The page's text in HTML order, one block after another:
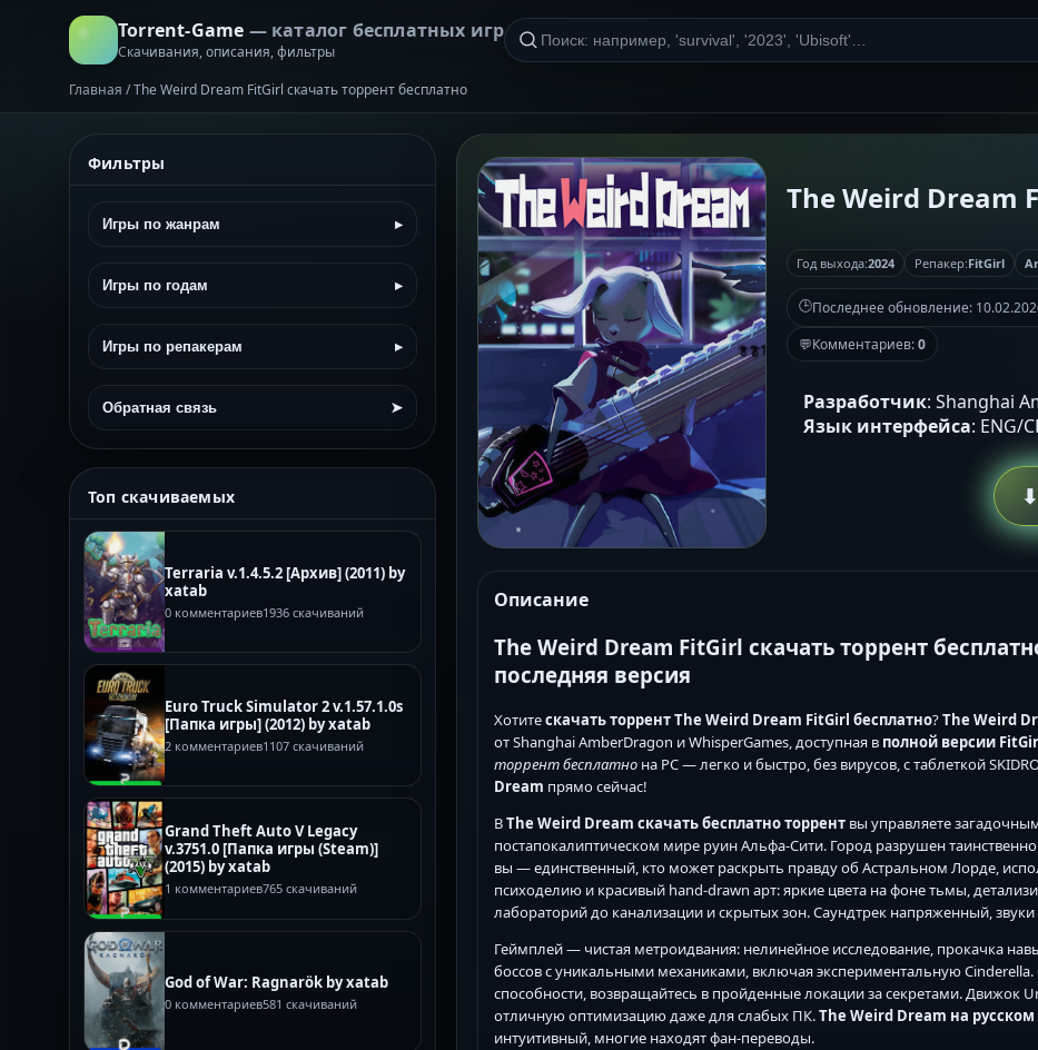
Torrent-Game — каталог бесплатных игр
Скачивания, описания, фильтры
Главная /The Weird Dream FitGirl скачать торрент бесплатно
Фильтры
Игры по жанрам ▸
Игры по годам ▸
Игры по репакерам ▸
Обратная связь ➤
Топ скачиваемых
Terraria v.1.4.5.2 [Архив] (2011) by
xatab
0 комментариев1936 скачиваний
Euro Truck Simulator 2 v.1.57.1.0s
[Папка игры] (2012) by xatab
2 комментариев1107 скачиваний
Grand Theft Auto V Legacy
v.3751.0 [Папка игры (Steam)]
(2015) by xatab
1 комментариев765 скачиваний
God of War: Ragnarök by xatab
0 комментариев581 скачиваний
The Weird Dream
Год выхода:2024 Репакер:FitGirl
🕒Последнее обновление:
💬Комментариев:0
Разработчик: Shanghai
Язык интерфейса: ENG/
⬇
Описание
The Weird Dream FitGirl скачать торрент
последняя версия
Хотитескачать торрент The Weird Dream FitGirl бесплатно?The Weird
от Shanghai AmberDragon и WhisperGames, доступная в полной версии
торрент бесплатно на PC — легко и быстро, без вирусов, с таблеткой
Dream прямо сейчас!
ВThe Weird Dream скачать бесплатно торрент вы управляете
постапокалиптическом мире руин Альфа-Сити. Город разрушен
вы — единственный, кто может раскрыть правду об Астральном Лорде,
психоделию и красивый hand-drawn арт: яркие цвета на фоне тьмы,
лабораторий до канализации и скрытых зон. Саундтрек напряженный,
Геймплей — чистая метроидвания: нелинейное исследование, прокачка
боссов с уникальными механиками, включая экспериментальную
способности, возвращайтесь в пройденные локации за секретами. Движок
отличную оптимизацию даже для слабых ПК.The Weird Dream на русском
интуитивный, многие находят фан-переводы.